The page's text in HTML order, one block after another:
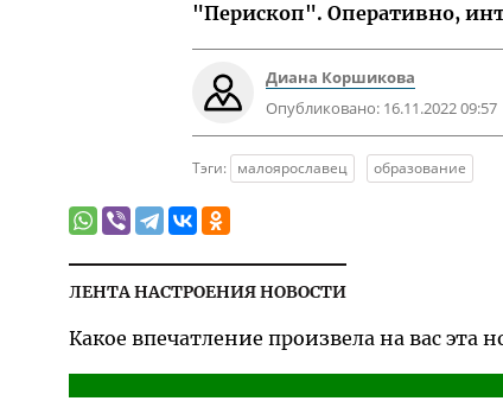
"Перископ". Оперативно,
Диана Коршикова
Опубликовано: 16.11.2022 09:57
Тэги: малоярославец образование
ЛЕНТА НАСТРОЕНИЯ НОВОСТИ
Какое впечатление произвела на вас